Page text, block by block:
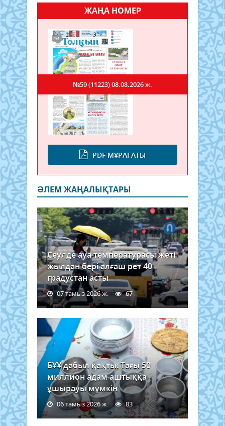
ЖАҢА НОМЕР
PDF МҰРАҒАТЫ
№59 (11223)08.08.2026 ж.
ӘЛЕМ ЖАҢАЛЫҚТАРЫ
Сеулде ауа температурасы жеті
жылдан бері алғаш рет 40
градустан асты
07 тамыз 2026 ж. 67
БҰҰ дабыл қақты: Тағы 50
миллион адам аштыққа
ұшырауы мүмкін
06 тамыз 2026 ж. 83